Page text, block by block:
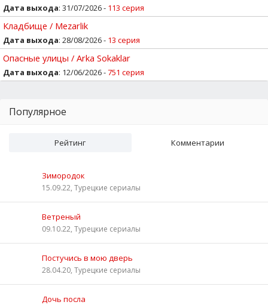
Дата выхода: 31/07/2026 - 113 серия
Кладбище / Mezarlik
Дата выхода: 28/08/2026 - 13 серия
Опасные улицы / Arka Sokaklar
Дата выхода: 12/06/2026 -751 серия
Популярное
Рейтинг Комментарии
Зимородок
15.09.22, Турецкие сериалы
Ветреный
09.10.22, Турецкие сериалы
Постучись в мою дверь
28.04.20, Турецкие сериалы
Дочь посла